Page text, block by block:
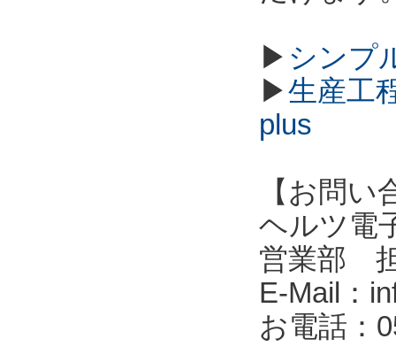
▶ シンプ
▶生産工
plus
【お問い
ヘルツ電
営業部
E-Mail：
お電話：